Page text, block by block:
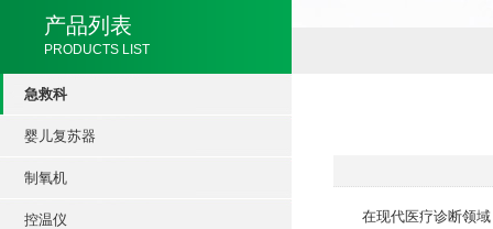
产品列表
PRODUCTS LIST
急救科
婴儿复苏器
制氧机
控温仪
在现代医疗诊断领域